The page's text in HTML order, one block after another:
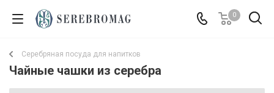
0
Серебряная посуда для напитков
Чайные чашки из серебра